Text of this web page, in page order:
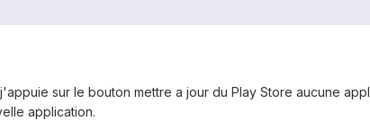
sur le bouton mettre a jour du Play Store aucune
application.